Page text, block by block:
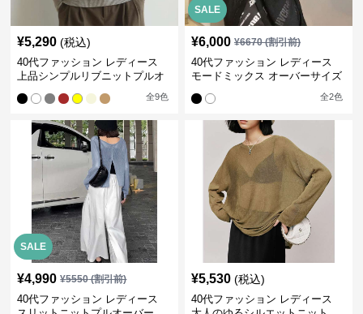
¥5,290 (税込)
40代ファッション レディース
上品シンプルリブニットプルオ
全9色
SALE
¥6,000 ¥6670(割引前)
40代ファッション レディース
モードミックス オーバーサイズ
全2色
SALE
¥4,990 ¥5550(割引前)
40代ファッション レディース
¥5,530 (税込)
40代ファッション レディース